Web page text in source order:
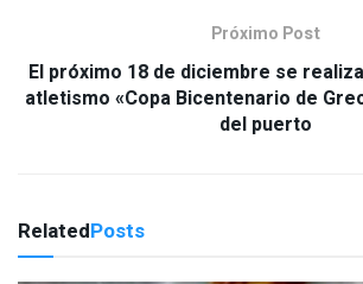
Próximo Post
El próximo 18 de diciembre se
atletismo «Copa Bicentenario de
del puerto
RelatedPosts